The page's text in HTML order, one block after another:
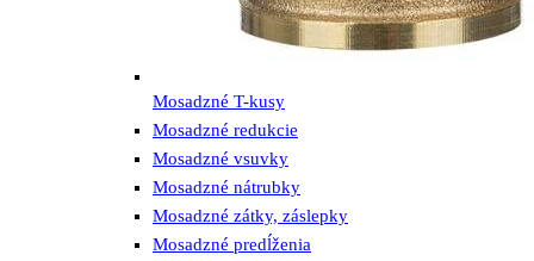
Mosadzné T-kusy
Mosadzné redukcie
Mosadzné vsuvky
Mosadzné nátrubky
Mosadzné zátky, záslepky
Mosadzné predĺženia